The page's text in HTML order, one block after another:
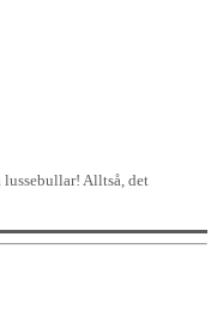
lussebullar! Alltså, det